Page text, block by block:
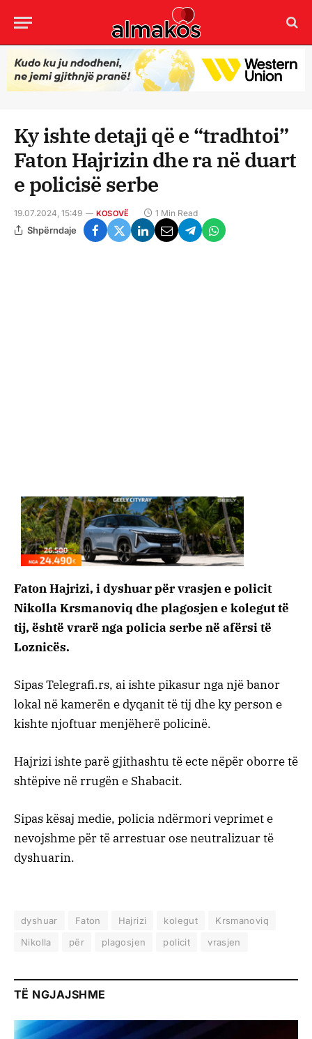
Ky ishte detaji që e “tradhtoi”
Faton Hajrizin dhe ra në duart
e policisë serbe
19.07.2024, 15:49 KOSOVË 1 Min Read
Shpërndaje
Faton Hajrizi, i dyshuar për vrasjen e policit
Nikolla Krsmanoviq dhe plagosjen e kolegut të
tij, është vrarë nga policia serbe në afërsi të
Loznicës.
Sipas Telegrafi.rs, ai ishte pikasur nga një banor
lokal në kamerën e dyqanit të tij dhe ky person e
kishte njoftuar menjëherë policinë.
Hajrizi ishte parë gjithashtu të ecte nëpër oborre të
shtëpive në rrugën e Shabacit.
Sipas kësaj medie, policia ndërmori veprimet e
nevojshme për të arrestuar ose neutralizuar të
dyshuarin.
dyshuar Faton Hajrizi kolegut
Krsmanoviq
Nikolla
për plagosjen policit vrasjen
TË NGJAJSHME